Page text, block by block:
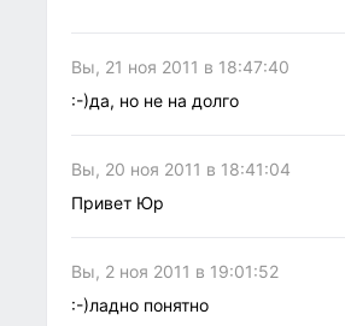
Вы, 21 ноя 2011 в 18:47:40
:-)да, но не на долго
Вы, 20 ноя 2011 в 18:41:04
Привет Юр
Вы, 2 ноя 2011 в 19:01:52
:-)ладно понятно